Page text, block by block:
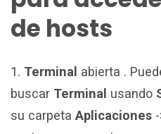
de hosts
1. Terminal abierta .
buscar Terminal usando
su carpeta Aplicaciones